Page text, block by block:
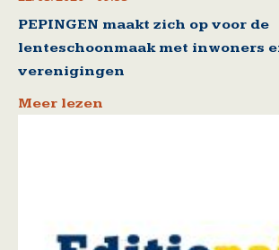
PEPINGEN maakt zich op voor de
lenteschoonmaak met inwoners
verenigingen
Meer lezen